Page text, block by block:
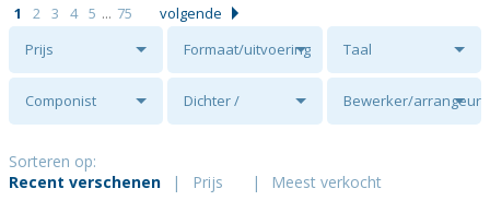
1 2 3 4 5 ... 75
volgende
Prijs
Formaat/uitvoering Taal
Componist Dichter / Bewerker/arrangeur
Sorteren op:
Recent verschenen
| Prijs | Meest verkocht